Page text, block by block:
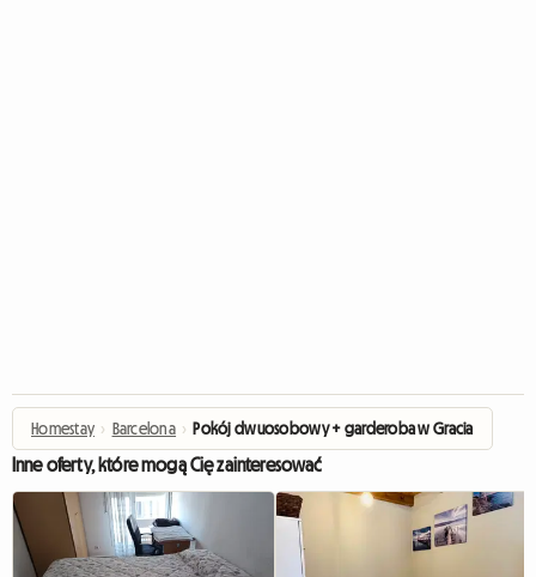
Homestay › Barcelona › Pokój dwuosobowy + garderoba w Gracia
Inne oferty, które mogą Cię zainteresować